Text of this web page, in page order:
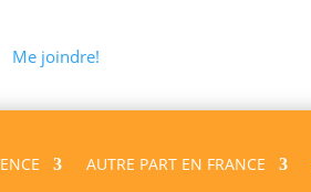
Me joindre!
AUTRE PART EN FRANCE